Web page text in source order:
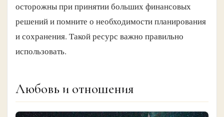
осторожны при принятии больших финансовых
решений и помните о необходимости планирования
и сохранения. Такой ресурс важно правильно
использовать.
Любовь и отношения